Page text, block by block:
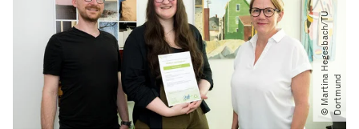
©
M
a
r
t
i
na
H
e
g
e
s
b
a
c
h​
/​
T
U
D
o
r
t
m
u
nd